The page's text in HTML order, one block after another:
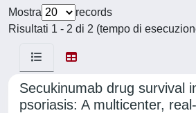
Mostra
records
Risultati 1 - 2 di 2 (tempo di
Secukinumab drug survival
psoriasis: A multicenter,